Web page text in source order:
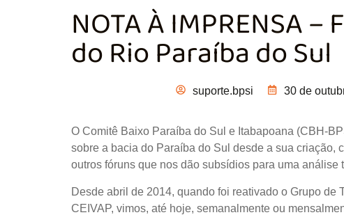
NOTA À IMPRENSA
do Rio Paraíba do Sul
suporte.bpsi 30 de
O Comitê Baixo Paraíba do Sul e Itabapoana (CBH-
sobre a bacia do Paraíba do Sul desde a sua criação,
outros fóruns que nos dão subsídios para uma
Desde abril de 2014, quando foi reativado o Grupo de
CEIVAP, vimos, até hoje, semanalmente ou